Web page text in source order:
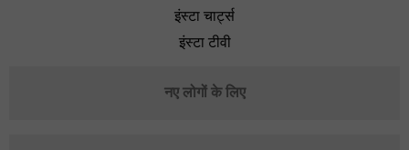
इंस्टा चार्ट्स
इंस्टा टीवी
नए लोगों के लिए